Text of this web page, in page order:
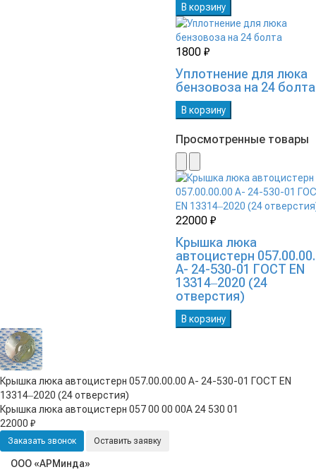
В корзину
1800 ₽
Уплотнение для люка
бензовоза на 24 болта
В корзину
Просмотренные товары
22000 ₽
Крышка люка
автоцистерн
А- 24-530-01 ГОСТ EN
13314‒2020 (24
отверстия)
В корзину
Крышка люка автоцистерн 057.00.00.00 А- 24-530-01 ГОСТ EN
13314‒2020 (24 отверстия)
Крышка люка автоцистерн 057 00 00 00А 24 530 01
22000 ₽
Заказать звонок Оставить заявку
ООО «АРМинда»